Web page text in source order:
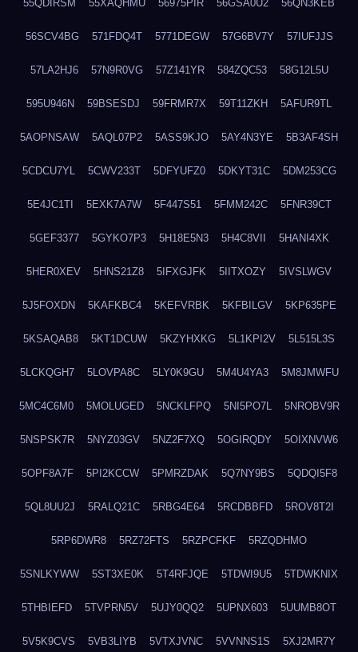
55QDIRSM 55XAQHMU 56975PIR 56GSA0U2 56QN3KEB
56SCV4BG 571FDQ4T 5771DEGW 57G6BV7Y 57IUFJJS
57LA2HJ6 57N9R0VG 57Z141YR 584ZQC53 58G12L5U
595U946N 59BSESDJ 59FRMR7X 59T11ZKH 5AFUR9TL
5AOPNSAW 5AQL07P2 5ASS9KJO 5AY4N3YE 5B3AF4SH
5CDCU7YL 5CWV233T 5DFYUFZ0 5DKYT31C 5DM253CG
5E4JC1TI 5EXK7A7W 5F447S51 5FMM242C 5FNR39CT
5GEF3377 5GYKO7P3 5H18E5N3 5H4C8VII 5HANI4XK
5HER0XEV 5HNS21Z8 5IFXGJFK 5IITXOZY 5IVSLWGV
5J5FOXDN 5KAFKBC4 5KEFVRBK 5KFBILGV 5KP635PE
5KSAQAB8 5KT1DCUW 5KZYHXKG 5L1KPI2V 5L515L3S
5LCKQGH7 5LOVPA8C 5LY0K9GU 5M4U4YA3 5M8JMWFU
5MC4C6M0 5MOLUGED 5NCKLFPQ 5NI5PO7L 5NROBV9R
5NSPSK7R 5NYZ03GV 5NZ2F7XQ 5OGIRQDY 5OIXNVW6
5OPF8A7F 5PI2KCCW 5PMRZDAK 5Q7NY9BS 5QDQI5F8
5QL8UU2J 5RALQ21C 5RBG4E64 5RCDBBFD 5ROV8T2I
5RP6DWR8 5RZ72FTS 5RZPCFKF 5RZQDHMO
5SNLKYWW 5ST3XE0K 5T4RFJQE 5TDWI9U5 5TDWKNIX
5THBIEFD 5TVPRN5V 5UJY0QQ2 5UPNX603 5UUMB8OT
5V5K9CVS 5VB3LIYB 5VTXJVNC 5VVNNS1S 5XJ2MR7Y